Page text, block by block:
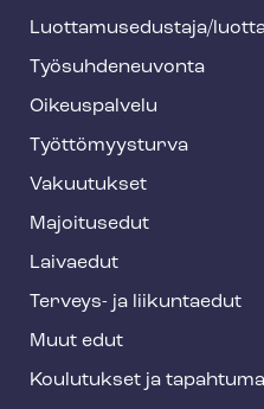
f
o
o
t
e
Luot­ta­muse­dus­ta­ja/
Työ­suh­de­neu­von­ta
Oikeuspalvelu
Työt­tö­myys­tur­va
Vakuutukset
Majoitusedut
Laivaedut
Terveys- ja liikuntaedut
Muut edut
Koulutukset ja